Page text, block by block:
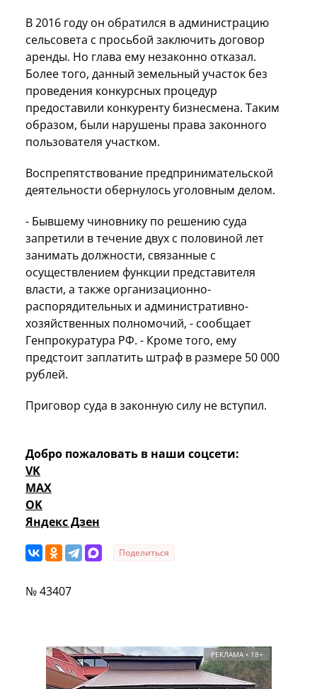
В 2016 году он обратился в администрацию
сельсовета с просьбой заключить договор
аренды. Но глава ему незаконно отказал.
Более того, данный земельный участок без
проведения конкурсных процедур
предоставили конкуренту бизнесмена. Таким
образом, были нарушены права законного
пользователя участком.
Воспрепятствование предпринимательской
деятельности обернулось уголовным делом.
- Бывшему чиновнику по решению суда
запретили в течение двух с половиной лет
занимать должности, связанные с
осуществлением функции представителя
власти, а также организационно-
распорядительных и административно-
хозяйственных полномочий, - сообщает
Генпрокуратура РФ. - Кроме того, ему
предстоит заплатить штраф в размере 50 000
рублей.
Приговор суда в законную силу не вступил.
Добро пожаловать в наши соцсети:
VK
MAX
OK
Яндекс Дзен
Поделиться
№ 43407
РЕКЛАМА • 18+